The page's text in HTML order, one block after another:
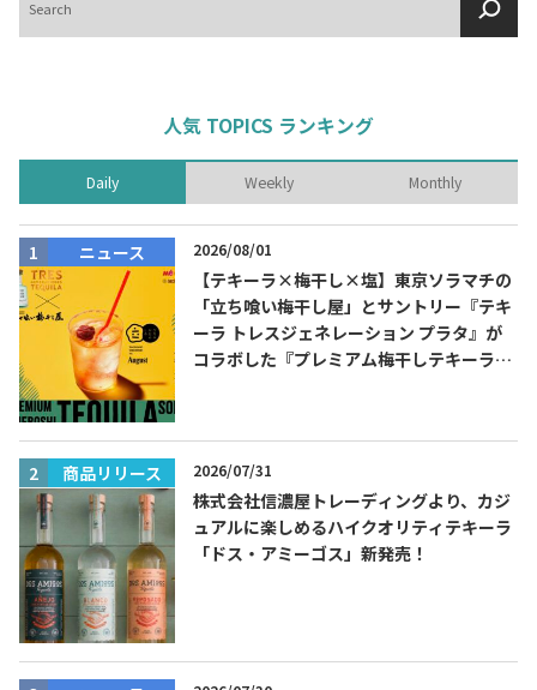
索
人気 TOPICS ランキング
Daily Weekly Monthly
ニュース 2026/08/01
【テキーラ×梅干し×塩】東京ソラマチの
「立ち喰い梅干し屋」とサントリー『テキ
ーラ トレスジェネレーション プラタ』が
コラボした『プレミアム梅干しテキーラソ
商品リリース 2026/07/31
株式会社信濃屋トレーディングより、カジ
ュアルに楽しめるハイクオリティテキーラ
「ドス・アミーゴス」新発売！